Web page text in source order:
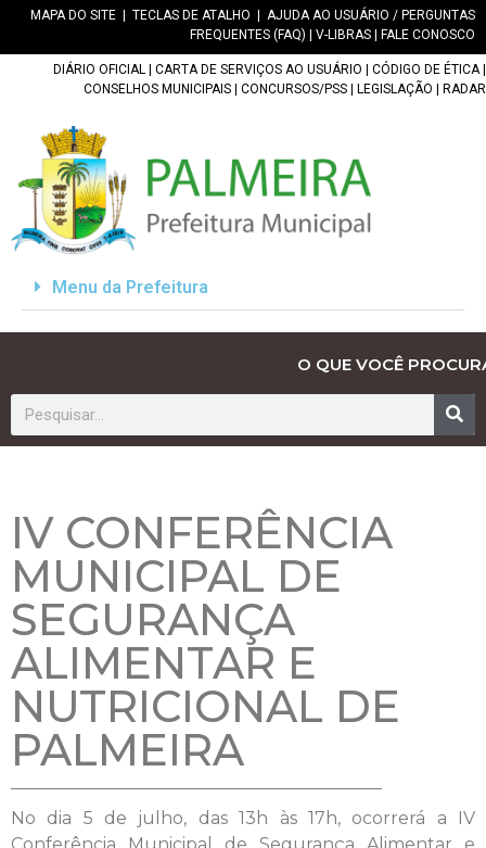
MAPA DO SITE TECLAS DE ATALHO
AJUDA AO USUÁRIO / PERGUNTAS
FREQUENTES (FAQ)
V-LIBRAS FALE CONOSCO
DIÁRIO OFICIAL CARTA DE SERVIÇOS AO USUÁRIO CÓDIGO DE ÉTICA|
CONSELHOS MUNICIPAIS
CONCURSOS/PSS LEGISLAÇÃO RADAR
Menu da Prefeitura
O QUE VOCÊ
IV CONFERÊNCIA
MUNICIPAL DE
SEGURANÇA
ALIMENTAR E
NUTRICIONAL DE
PALMEIRA
No dia 5 de julho, das 13h às 17h, ocorrerá a IV